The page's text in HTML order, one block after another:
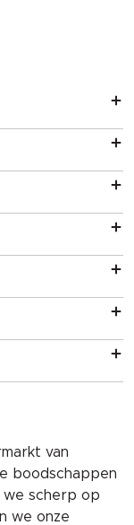
van
boodschappen
we scherp op
we onze